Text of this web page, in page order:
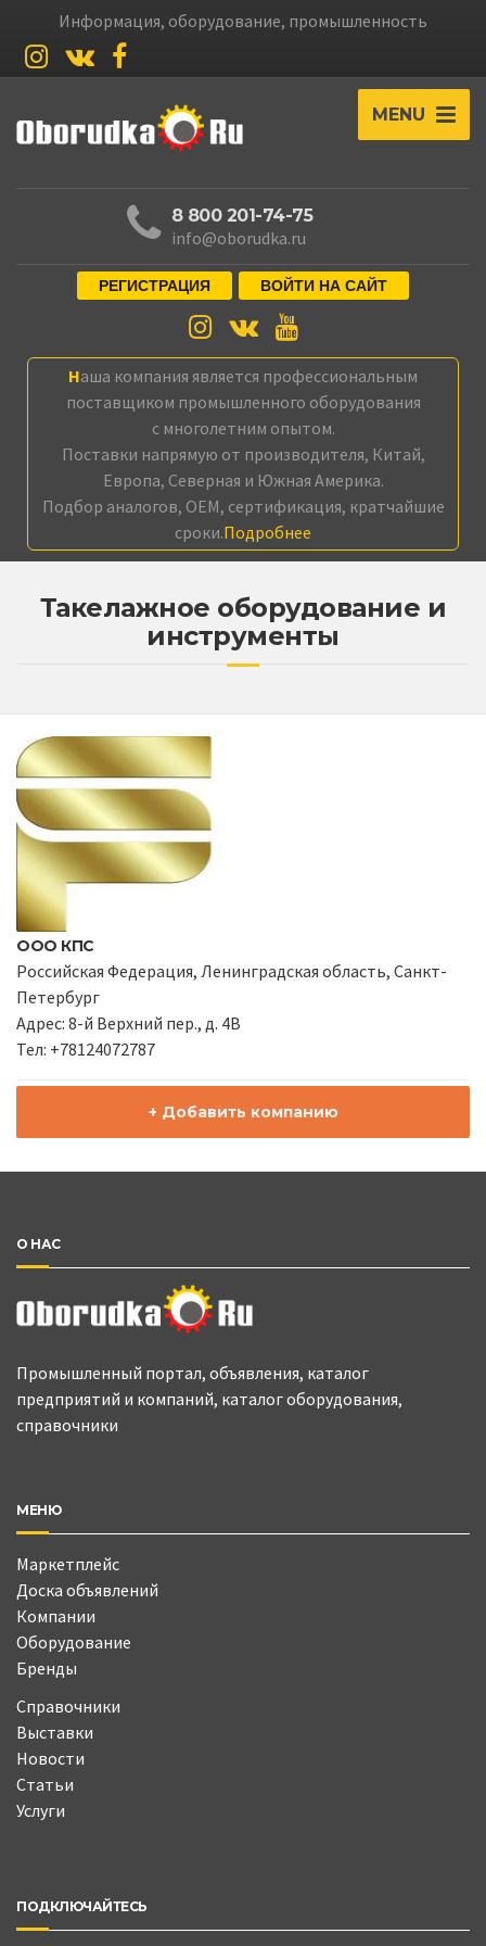
Информация, оборудование, промышленность
MENU
8 800 201-74-75
info@oborudka.ru
РЕГИСТРАЦИЯ ВОЙТИ НА САЙТ
Наша компания является профессиональным
поставщиком промышленного оборудования
с многолетним опытом.
Поставки напрямую от производителя, Китай,
Европа, Северная и Южная Америка.
Подбор аналогов, OEM, сертификация, кратчайшие
сроки.Подробнее
Такелажное оборудование и
инструменты
ООО КПС
Российская Федерация, Ленинградская область, Санкт-
Петербург
Адрес: 8-й Верхний пер., д. 4В
Тел: +78124072787
+ Добавить компанию
О НАС
Промышленный портал, объявления, каталог
предприятий и компаний, каталог оборудования,
справочники
МЕНЮ
Маркетплейс
Доска объявлений
Компании
Оборудование
Бренды
Справочники
Выставки
Новости
Статьи
Услуги
ПОДКЛЮЧАЙТЕСЬ